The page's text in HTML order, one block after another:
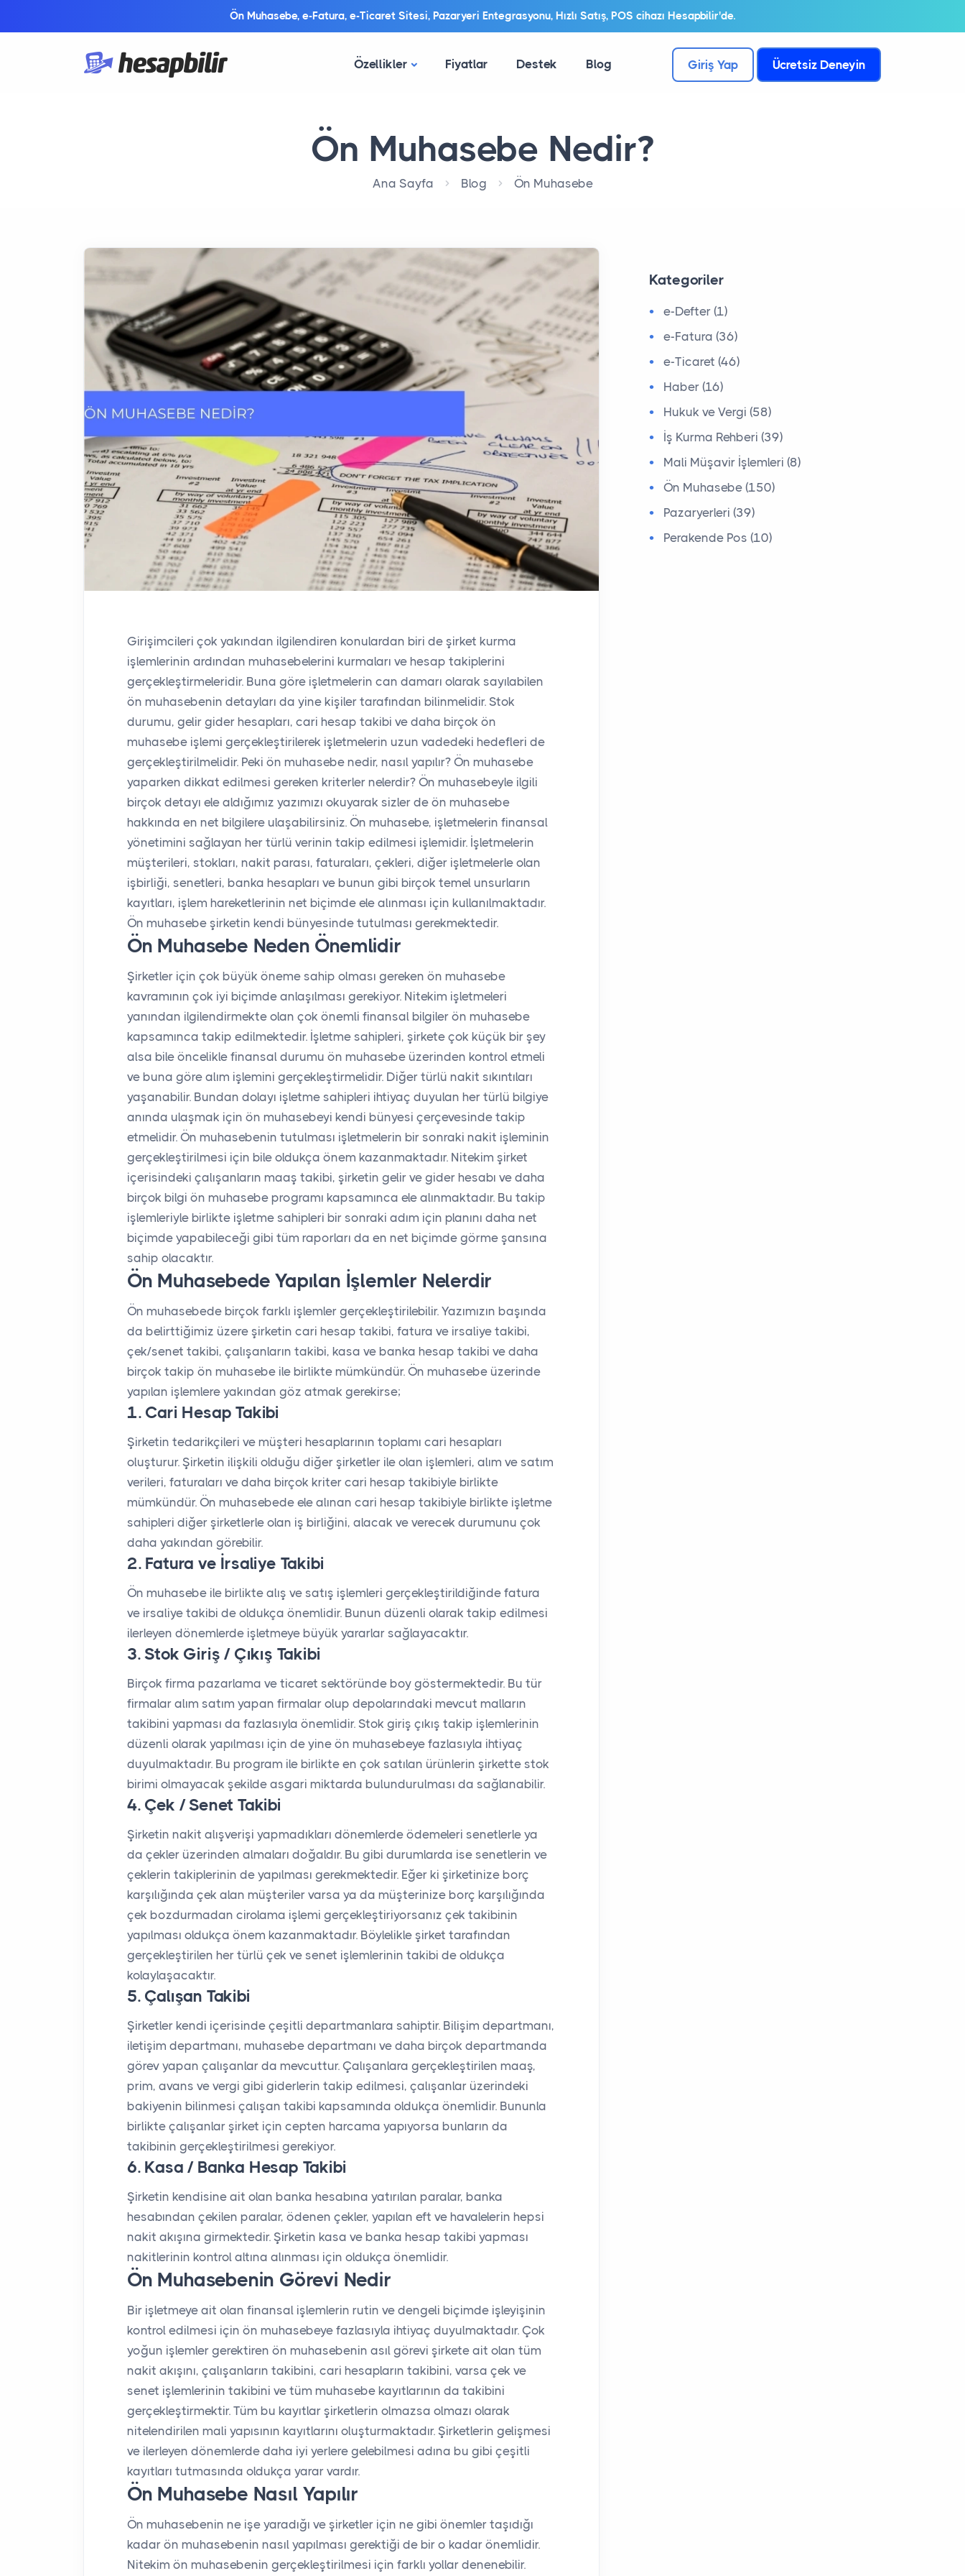
Ön Muhasebe, e-Fatura, e-Ticaret Sitesi, Pazaryeri Entegrasyonu, Hızlı Satış, POS cihazı Hesapbilir'de.
Özellikler Fiyatlar Destek Blog Giriş Yap Ücretsiz Deneyin
Ön Muhasebe Nedir?
Ana Sayfa Blog Ön Muhasebe
Girişimcileri çok yakından ilgilendiren konulardan biri de şirket kurma
işlemlerinin ardından muhasebelerini kurmaları ve hesap takiplerini
gerçekleştirmeleridir. Buna göre işletmelerin can damarı olarak sayılabilen
ön muhasebenin detayları da yine kişiler tarafından bilinmelidir. Stok
durumu, gelir gider hesapları, cari hesap takibi ve daha birçok ön
muhasebe işlemi gerçekleştirilerek işletmelerin uzun vadedeki hedefleri de
gerçekleştirilmelidir. Peki ön muhasebe nedir, nasıl yapılır? Ön muhasebe
yaparken dikkat edilmesi gereken kriterler nelerdir? Ön muhasebeyle ilgili
birçok detayı ele aldığımız yazımızı okuyarak sizler de ön muhasebe
hakkında en net bilgilere ulaşabilirsiniz. Ön muhasebe, işletmelerin finansal
yönetimini sağlayan her türlü verinin takip edilmesi işlemidir. İşletmelerin
müşterileri, stokları, nakit parası, faturaları, çekleri, diğer işletmelerle olan
işbirliği, senetleri, banka hesapları ve bunun gibi birçok temel unsurların
kayıtları, işlem hareketlerinin net biçimde ele alınması için kullanılmaktadır.
Ön muhasebe şirketin kendi bünyesinde tutulması gerekmektedir.
Ön Muhasebe Neden Önemlidir
Şirketler için çok büyük öneme sahip olması gereken ön muhasebe
kavramının çok iyi biçimde anlaşılması gerekiyor. Nitekim işletmeleri
yanından ilgilendirmekte olan çok önemli finansal bilgiler ön muhasebe
kapsamınca takip edilmektedir. İşletme sahipleri, şirkete çok küçük bir şey
alsa bile öncelikle finansal durumu ön muhasebe üzerinden kontrol etmeli
ve buna göre alım işlemini gerçekleştirmelidir. Diğer türlü nakit sıkıntıları
yaşanabilir. Bundan dolayı işletme sahipleri ihtiyaç duyulan her türlü bilgiye
anında ulaşmak için ön muhasebeyi kendi bünyesi çerçevesinde takip
etmelidir. Ön muhasebenin tutulması işletmelerin bir sonraki nakit işleminin
gerçekleştirilmesi için bile oldukça önem kazanmaktadır. Nitekim şirket
içerisindeki çalışanların maaş takibi, şirketin gelir ve gider hesabı ve daha
birçok bilgi ön muhasebe programı kapsamınca ele alınmaktadır. Bu takip
işlemleriyle birlikte işletme sahipleri bir sonraki adım için planını daha net
biçimde yapabileceği gibi tüm raporları da en net biçimde görme şansına
sahip olacaktır.
Ön Muhasebede Yapılan İşlemler Nelerdir
Ön muhasebede birçok farklı işlemler gerçekleştirilebilir. Yazımızın başında
da belirttiğimiz üzere şirketin cari hesap takibi, fatura ve irsaliye takibi,
çek/senet takibi, çalışanların takibi, kasa ve banka hesap takibi ve daha
birçok takip ön muhasebe ile birlikte mümkündür. Ön muhasebe üzerinde
yapılan işlemlere yakından göz atmak gerekirse;
1. Cari Hesap Takibi
Şirketin tedarikçileri ve müşteri hesaplarının toplamı cari hesapları
oluşturur. Şirketin ilişkili olduğu diğer şirketler ile olan işlemleri, alım ve satım
verileri, faturaları ve daha birçok kriter cari hesap takibiyle birlikte
mümkündür. Ön muhasebede ele alınan cari hesap takibiyle birlikte işletme
sahipleri diğer şirketlerle olan iş birliğini, alacak ve verecek durumunu çok
daha yakından görebilir.
2. Fatura ve İrsaliye Takibi
Ön muhasebe ile birlikte alış ve satış işlemleri gerçekleştirildiğinde fatura
ve irsaliye takibi de oldukça önemlidir. Bunun düzenli olarak takip edilmesi
ilerleyen dönemlerde işletmeye büyük yararlar sağlayacaktır.
3. Stok Giriş / Çıkış Takibi
Birçok firma pazarlama ve ticaret sektöründe boy göstermektedir. Bu tür
firmalar alım satım yapan firmalar olup depolarındaki mevcut malların
takibini yapması da fazlasıyla önemlidir. Stok giriş çıkış takip işlemlerinin
düzenli olarak yapılması için de yine ön muhasebeye fazlasıyla ihtiyaç
duyulmaktadır. Bu program ile birlikte en çok satılan ürünlerin şirkette stok
birimi olmayacak şekilde asgari miktarda bulundurulması da sağlanabilir.
4. Çek / Senet Takibi
Şirketin nakit alışverişi yapmadıkları dönemlerde ödemeleri senetlerle ya
da çekler üzerinden almaları doğaldır. Bu gibi durumlarda ise senetlerin ve
çeklerin takiplerinin de yapılması gerekmektedir. Eğer ki şirketinize borç
karşılığında çek alan müşteriler varsa ya da müşterinize borç karşılığında
çek bozdurmadan cirolama işlemi gerçekleştiriyorsanız çek takibinin
yapılması oldukça önem kazanmaktadır. Böylelikle şirket tarafından
gerçekleştirilen her türlü çek ve senet işlemlerinin takibi de oldukça
kolaylaşacaktır.
5. Çalışan Takibi
Şirketler kendi içerisinde çeşitli departmanlara sahiptir. Bilişim departmanı,
iletişim departmanı, muhasebe departmanı ve daha birçok departmanda
görev yapan çalışanlar da mevcuttur. Çalışanlara gerçekleştirilen maaş,
prim, avans ve vergi gibi giderlerin takip edilmesi, çalışanlar üzerindeki
bakiyenin bilinmesi çalışan takibi kapsamında oldukça önemlidir. Bununla
birlikte çalışanlar şirket için cepten harcama yapıyorsa bunların da
takibinin gerçekleştirilmesi gerekiyor.
6. Kasa / Banka Hesap Takibi
Şirketin kendisine ait olan banka hesabına yatırılan paralar, banka
hesabından çekilen paralar, ödenen çekler, yapılan eft ve havalelerin hepsi
nakit akışına girmektedir. Şirketin kasa ve banka hesap takibi yapması
nakitlerinin kontrol altına alınması için oldukça önemlidir.
Ön Muhasebenin Görevi Nedir
Bir işletmeye ait olan finansal işlemlerin rutin ve dengeli biçimde işleyişinin
kontrol edilmesi için ön muhasebeye fazlasıyla ihtiyaç duyulmaktadır. Çok
yoğun işlemler gerektiren ön muhasebenin asıl görevi şirkete ait olan tüm
nakit akışını, çalışanların takibini, cari hesapların takibini, varsa çek ve
senet işlemlerinin takibini ve tüm muhasebe kayıtlarının da takibini
gerçekleştirmektir. Tüm bu kayıtlar şirketlerin olmazsa olmazı olarak
nitelendirilen mali yapısının kayıtlarını oluşturmaktadır. Şirketlerin gelişmesi
ve ilerleyen dönemlerde daha iyi yerlere gelebilmesi adına bu gibi çeşitli
kayıtları tutmasında oldukça yarar vardır.
Ön Muhasebe Nasıl Yapılır
Ön muhasebenin ne işe yaradığı ve şirketler için ne gibi önemler taşıdığı
kadar ön muhasebenin nasıl yapılması gerektiği de bir o kadar önemlidir.
Nitekim ön muhasebenin gerçekleştirilmesi için farklı yollar denenebilir.
Kategoriler
e-Defter (1)
e-Fatura (36)
e-Ticaret (46)
Haber (16)
Hukuk ve Vergi (58)
İş Kurma Rehberi (39)
Mali Müşavir İşlemleri (8)
Ön Muhasebe (150)
Pazaryerleri (39)
Perakende Pos (10)